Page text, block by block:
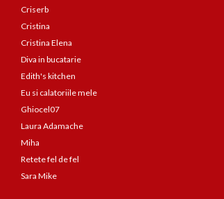
Criserb
Cristina
Cristina Elena
Diva in bucatarie
Edith's kitchen
Eu si calatoriile mele
Ghiocel07
Laura Adamache
Miha
Retete fel de fel
Sara Mike